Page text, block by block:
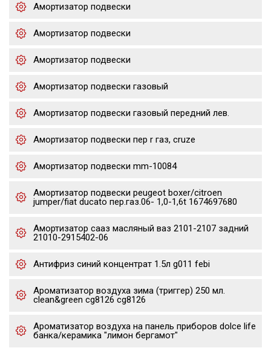
Амортизатор подвески
Амортизатор подвески
Амортизатор подвески
Амортизатор подвески газовый
Амортизатор подвески газовый передний лев.
Амортизатор подвески пер r газ, cruze
Амортизатор подвески mm-10084
Амортизатор подвески peugeot boxer/citroen
jumper/fiat ducato пер.газ.06- 1,0-1,6t 1674697680
Амортизатор сааз масляный ваз 2101-2107 задний
21010-2915402-06
Антифриз синий концентрат 1.5л g011 febi
Ароматизатор воздуха зима (триггер) 250 мл.
clean&green cg8126 cg8126
Ароматизатор воздуха на панель приборов dolce life
банка/керамика "лимон бергамот"